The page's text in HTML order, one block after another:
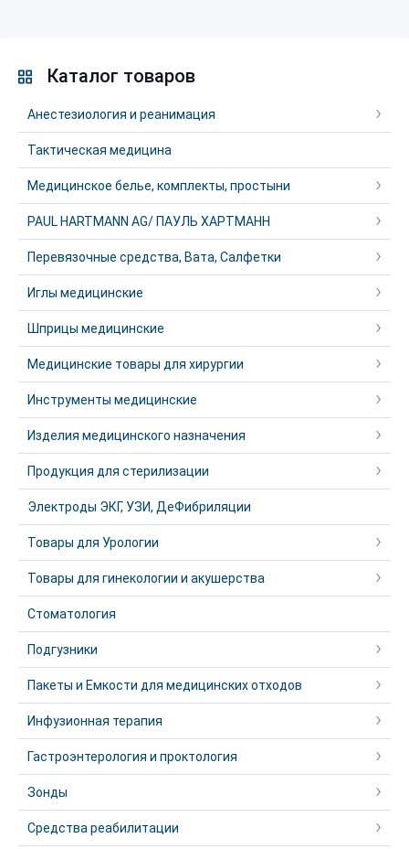
Каталог товаров
Анестезиология и реанимация
Тактическая медицина
Медицинское белье, комплекты, простыни
PAUL HARTMANN AG/ ПАУЛЬ ХАРТМАНН
Перевязочные средства, Вата, Салфетки
Иглы медицинские
Шприцы медицинские
Медицинские товары для хирургии
Инструменты медицинские
Изделия медицинского назначения
Продукция для стерилизации
Электроды ЭКГ, УЗИ, ДеФибриляции
Товары для Урологии
Товары для гинекологии и акушерства
Стоматология
Подгузники
Пакеты и Емкости для медицинских отходов
Инфузионная терапия
Гастроэнтерология и проктология
Зонды
Средства реабилитации